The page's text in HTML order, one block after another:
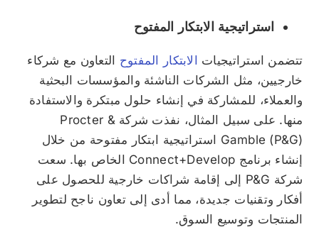
استراتيجية الابتكار المفتوح
تتضمن استراتيجيات الابتكار المفتوح التعاون مع شركاء
خارجيين، مثل الشركات الناشئة والمؤسسات البحثية
والعملاء، للمشاركة في إنشاء حلول مبتكرة والاستفادة
منها. على سبيل المثال، نفذت شركة Procter &
Gamble (P&G) استراتيجية ابتكار مفتوحة من خلال
إنشاء برنامج Connect+Develop الخاص بها. سعت
شركة P&G إلى إقامة شراكات خارجية للحصول على
أفكار وتقنيات جديدة، مما أدى إلى تعاون ناجح لتطوير
المنتجات وتوسيع السوق.